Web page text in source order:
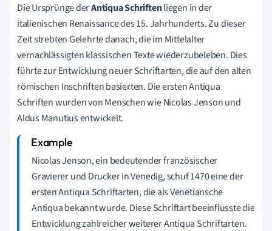
Die Ursprünge derAntiqua Schriftenliegen in der
italienischen Renaissance des 15. Jahrhunderts. Zu dieser
Zeit strebten Gelehrte danach, die im Mittelalter
vernachlässigten klassischen Texte wiederzubeleben. Dies
führte zur Entwicklung neuer Schriftarten, die auf den alten
römischen Inschriften basierten. Die ersten Antiqua
Schriften wurden von Menschen wie Nicolas Jenson und
Aldus Manutius entwickelt.
Nicolas Jenson, ein bedeutender französischer
Gravierer und Drucker in Venedig, schuf 1470 eine der
ersten Antiqua Schriftarten, die als Venetiansche
Antiqua bekannt wurde. Diese Schriftart beeinflusste die
Entwicklung zahlreicher weiterer Antiqua Schriftarten.